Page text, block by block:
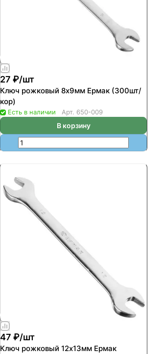
27 ₽/шт
Ключ рожковый 8х9мм Ермак (300шт/
кор)
Есть в наличии Арт. 650-009
В корзину
47 ₽/шт
Ключ рожковый 12х13мм Ермак